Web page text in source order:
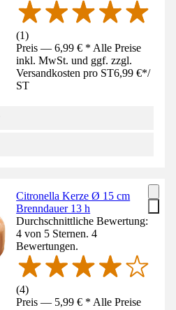
(1)
Preis — 6,99 € * Alle Preise
inkl. MwSt. und ggf. zzgl.
Versandkosten pro ST6,99 €*/
ST
Citronella Kerze Ø 15 cm
Brenndauer 13 h
Durchschnittliche Bewertung:
4 von 5 Sternen. 4
Bewertungen.
(4)
Preis — 5,99 € * Alle Preise